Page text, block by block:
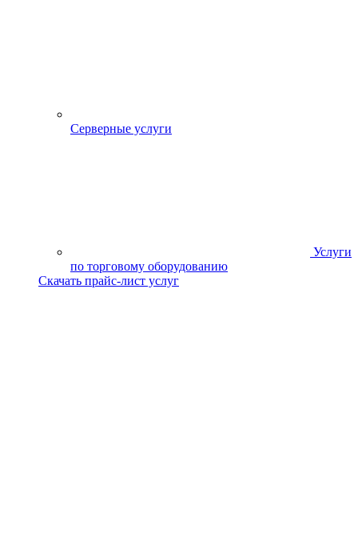
Серверные услуги
Услуги
по торговому оборудованию
Скачать прайс-лист услуг